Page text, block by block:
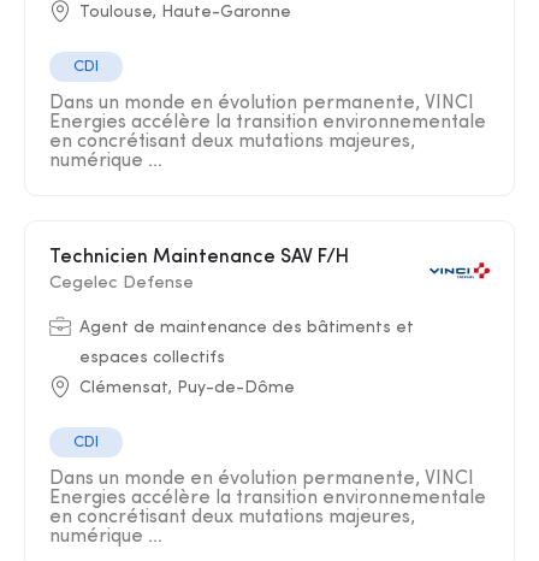
Toulouse, Haute-Garonne
CDI
Dans un monde en évolution permanente, VINCI
Energies accélère la transition environnementale
en concrétisant deux mutations majeures,
numérique ...
Technicien Maintenance SAV F/H
Cegelec Defense
Agent de maintenance des bâtiments et
espaces collectifs
Clémensat, Puy-de-Dôme
CDI
Dans un monde en évolution permanente, VINCI
Energies accélère la transition environnementale
en concrétisant deux mutations majeures,
numérique ...